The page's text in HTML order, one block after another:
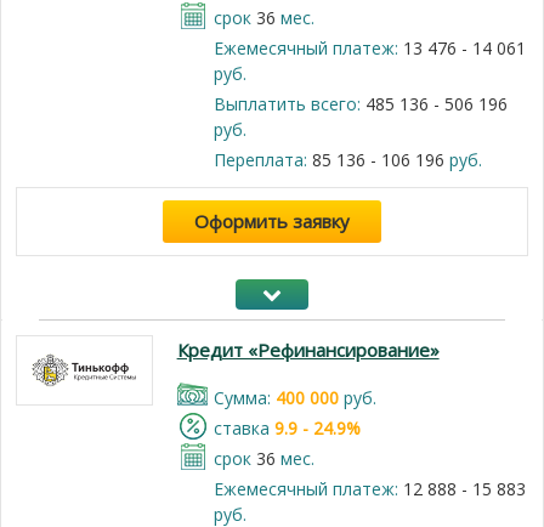
срок 36 мес.
Ежемесячный платеж: 13 476 - 14 061
руб.
Выплатить всего: 485 136 - 506 196
руб.
Переплата: 85 136 - 106 196 руб.
Оформить заявку
Кредит «Рефинансирование»
Cумма: 400 000руб.
cтавка 9.9 - 24.9%
срок 36 мес.
Ежемесячный платеж: 12 888 - 15 883
руб.